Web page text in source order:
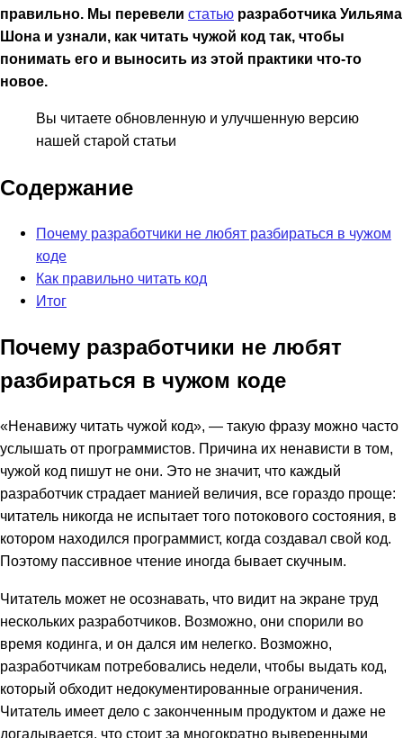
правильно. Мы перевели статью разработчика Уильяма
Шона и узнали, как читать чужой код так, чтобы
понимать его и выносить из этой практики что-то
новое.
Вы читаете обновленную и улучшенную версию
нашей старой статьи
Содержание
Почему разработчики не любят разбираться в чужом
коде
Как правильно читать код
Итог
Почему разработчики не любят
разбираться в чужом коде
«Ненавижу читать чужой код», — такую фразу можно часто
услышать от программистов. Причина их ненависти в том,
чужой код пишут не они. Это не значит, что каждый
разработчик страдает манией величия, все гораздо проще:
читатель никогда не испытает того потокового состояния, в
котором находился программист, когда создавал свой код.
Поэтому пассивное чтение иногда бывает скучным.
Читатель может не осознавать, что видит на экране труд
нескольких разработчиков. Возможно, они спорили во
время кодинга, и он дался им нелегко. Возможно,
разработчикам потребовались недели, чтобы выдать код,
который обходит недокументированные ограничения.
Читатель имеет дело с законченным продуктом и даже не
догадывается, что стоит за многократно выверенными